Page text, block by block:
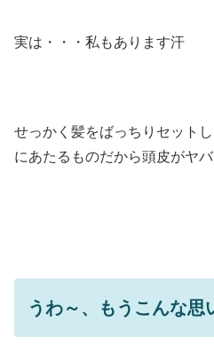
実は・・・私もあります汗
せっかく髪をばっちりセット
にあたるものだから頭皮がヤ
うわ～、もうこんな思